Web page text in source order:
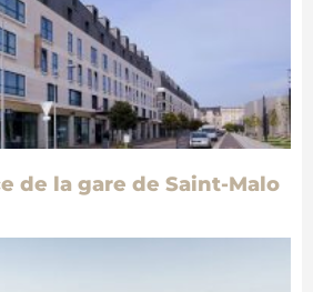
de la gare de Saint-Malo